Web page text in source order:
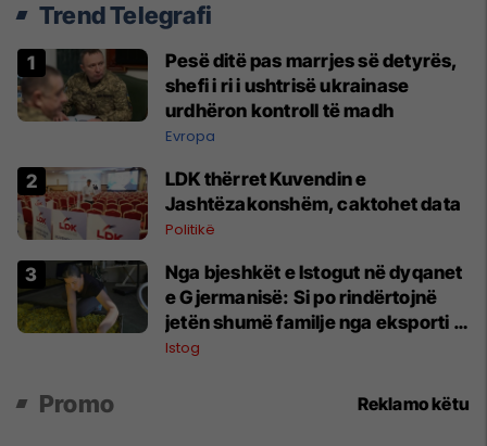
Trend Telegrafi
Pesë ditë pas marrjes së detyrës,
shefi i ri i ushtrisë ukrainase
urdhëron kontroll të madh
Evropa
LDK thërret Kuvendin e
Jashtëzakonshëm, caktohet data
Politikë
Nga bjeshkët e Istogut në dyqanet
e Gjermanisë: Si po rindërtojnë
jetën shumë familje nga eksporti i
bimëve mjekësore
Istog
Promo Reklamo këtu